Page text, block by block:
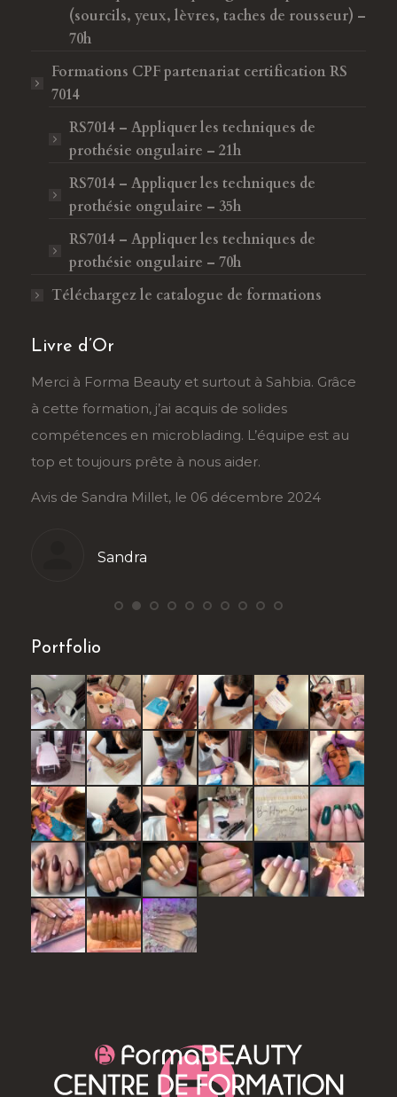
(sourcils, yeux, lèvres, taches de rousseur) –
70h
Formations CPFpartenariat certification RS
7014
RS7014 – Appliquer les techniques de
prothésie ongulaire – 21h
RS7014 – Appliquer les techniques de
prothésie ongulaire – 35h
RS7014 – Appliquer les techniques de
prothésie ongulaire – 70h
Téléchargez le catalogue de formations
Livre d’Or
Grâce
au
Un grand merci à Sarah et Forma Beauty. La
formation ongles est très bien conçue, et
l’accompagnement est personnalisé. Je suis ravie
de cette expérience !
Avis de Stéphanie Roy, le 5 décembre 2024
Stéphanie
Portfolio